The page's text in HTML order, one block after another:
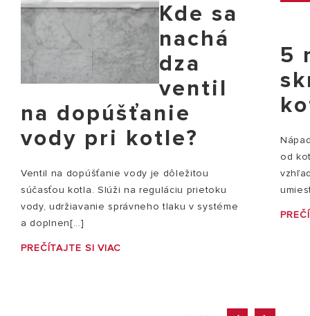
Kde sa
nachá
dza
ventil
na dopúšťanie
vody pri kotle?
Ventil na dopúšťanie vody je dôležitou
súčasťou kotla. Slúži na reguláciu prietoku
vody, udržiavanie správneho tlaku v systéme
a doplnen[...]
PREČÍTAJTE SI VIAC
5
od